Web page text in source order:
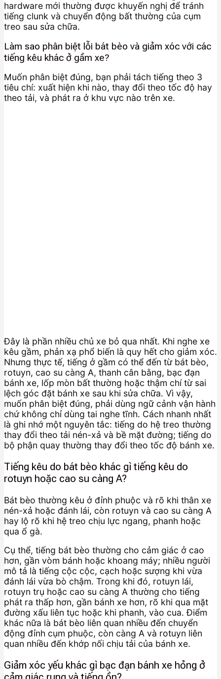
hardware mới thường được khuyến nghị để tránh
tiếng clunk và chuyển động bất thường của cụm
treo sau sửa chữa.
Làm sao phân biệt lỗi bát bèo và giảm xóc với các
tiếng kêu khác ở gầm xe?
Muốn phân biệt đúng, bạn phải tách tiếng theo 3
tiêu chí: xuất hiện khi nào, thay đổi theo tốc độ hay
theo tải, và phát ra ở khu vực nào trên xe.
Đây là phần nhiều chủ xe bỏ qua nhất. Khi nghe xe
kêu gầm, phản xạ phổ biến là quy hết cho giảm xóc.
Nhưng thực tế, tiếng ở gầm có thể đến từ bát bèo,
rotuyn, cao su càng A, thanh cân bằng, bạc đạn
bánh xe, lốp mòn bất thường hoặc thậm chí từ sai
lệch góc đặt bánh xe sau khi sửa chữa. Vì vậy,
muốn phân biệt đúng, phải dùng ngữ cảnh vận hành
chứ không chỉ dùng tai nghe tĩnh. Cách nhanh nhất
là ghi nhớ một nguyên tắc: tiếng do hệ treo thường
thay đổi theo tải nén-xả và bề mặt đường; tiếng do
bộ phận quay thường thay đổi theo tốc độ bánh xe.
Tiếng kêu do bát bèo khác gì tiếng kêu do
rotuyn hoặc cao su càng A?
Bát bèo thường kêu ở đỉnh phuộc và rõ khi thân xe
nén-xả hoặc đánh lái, còn rotuyn và cao su càng A
hay lộ rõ khi hệ treo chịu lực ngang, phanh hoặc
qua ổ gà.
Cụ thể, tiếng bát bèo thường cho cảm giác ở cao
hơn, gần vòm bánh hoặc khoang máy; nhiều người
mô tả là tiếng cộc cộc, cạch hoặc sượng khi vừa
đánh lái vừa bò chậm. Trong khi đó, rotuyn lái,
rotuyn trụ hoặc cao su càng A thường cho tiếng
phát ra thấp hơn, gần bánh xe hơn, rõ khi qua mặt
đường xấu liên tục hoặc khi phanh, vào cua. Điểm
khác nữa là bát bèo liên quan nhiều đến chuyển
động đỉnh cụm phuộc, còn càng A và rotuyn liên
quan nhiều đến khớp nối chịu tải của bánh xe.
Giảm xóc yếu khác gì bạc đạn bánh xe hỏng ở